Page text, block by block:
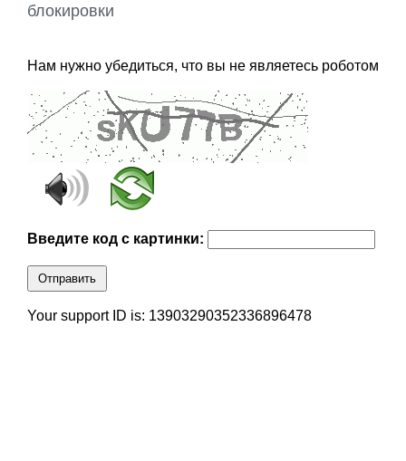
блокировки
Нам нужно убедиться, что вы не являетесь роботом
Введите код с картинки:
Отправить
Your support ID is: 13903290352336896478